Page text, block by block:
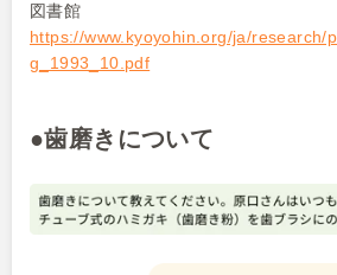
図書館
https://www.kyoyohin.org/ja/research/
g_1993_10.pdf
●歯磨きについて